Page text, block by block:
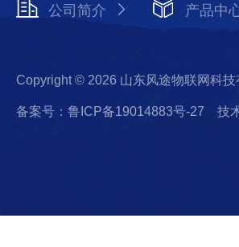
公司简介 产品中
Copyright © 2026 山东风途物联网科
备案号：鲁ICP备19014883号-27 技